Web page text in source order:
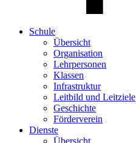
Schule
Übersicht
Organisation
Lehrpersonen
Klassen
Infrastruktur
Leitbild und Leitziele
Geschichte
Förderverein
Dienste
Übersicht